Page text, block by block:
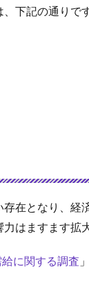
下記の通りです
在となり、経
はますます拡
に関する調査